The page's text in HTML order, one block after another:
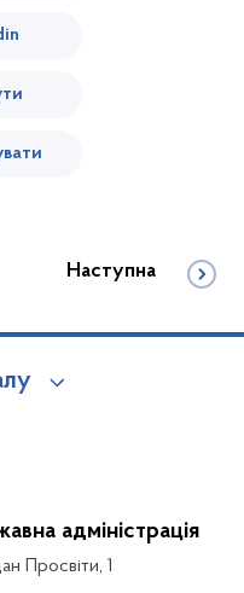
Наступна
адміністрація
Просвіти, 1